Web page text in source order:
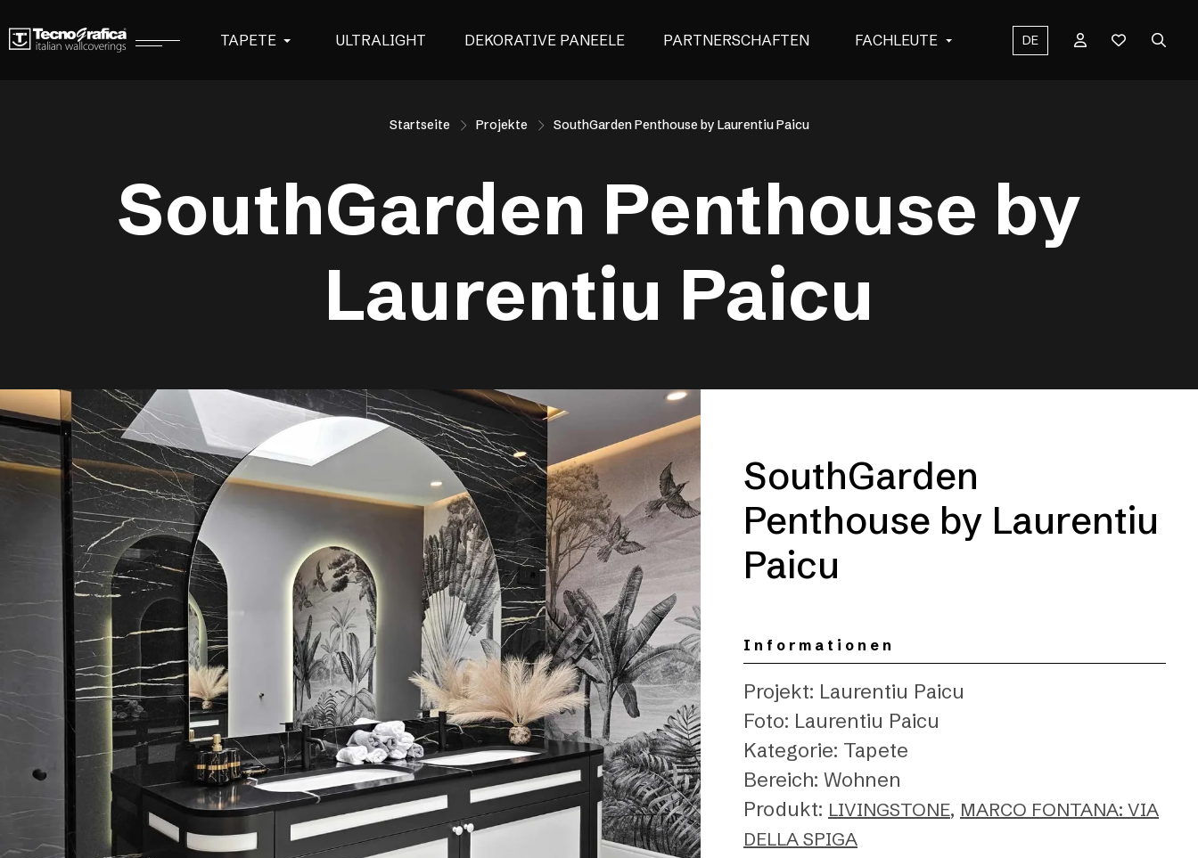
TAPETE ULTRALIGHT DEKORATIVE PANEELE PARTNERSCHAFTEN FACHLEUTE DE
Startseite Projekte SouthGarden Penthouse by Laurentiu Paicu
SouthGarden Penthouse by
Laurentiu Paicu
SouthGarden
Penthouse by Laurentiu
Paicu
Informationen
Projekt: Laurentiu Paicu
Foto: Laurentiu Paicu
Kategorie: Tapete
Bereich: Wohnen
Produkt: LIVINGSTONE, MARCO FONTANA: VIA
DELLA SPIGA